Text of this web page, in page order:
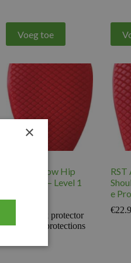
Voeg toe
RST Air Flow Hip
Protector – Level 1
€18.97
Back protector
and protections
RST
e
€
×